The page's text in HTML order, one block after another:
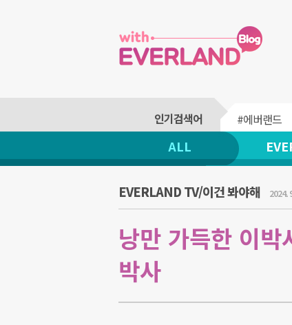
#에버랜드
ALL
EVERLAND TV/이건 봐야해 2024.
낭만 가득한 이
박사